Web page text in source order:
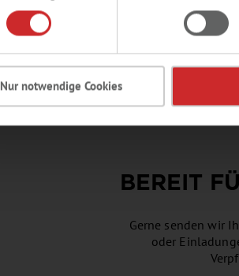
Nur notwendige Cookies
BEREIT
Gerne senden wir
oder